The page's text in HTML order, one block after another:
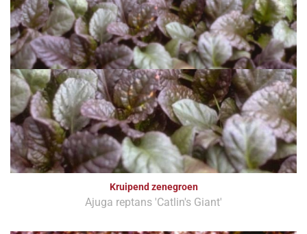
Kruipend zenegroen
Ajuga reptans 'Catlin's Giant'